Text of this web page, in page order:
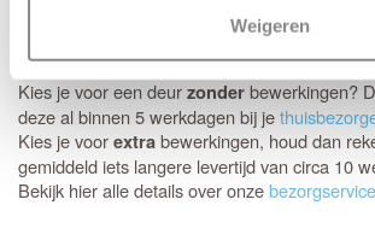
Weigeren
Schikt het moment niet? Geen probleem, je
een later bezorgmoment inplannen dat jou
Kies je voor een deurzonderbewerkingen?
deze al binnen 5 werkdagen bij je
Kies je voorextrabewerkingen, houd dan
gemiddeld iets langere levertijd van circa 10
Bekijk hier alle details over onzebezorgservice